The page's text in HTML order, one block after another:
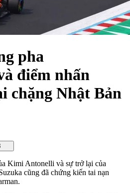
pha
điểm nhấn
chặng Nhật Bản
Kimi Antonelli và sự trở lại của
cũng đã chứng kiến tai nạn